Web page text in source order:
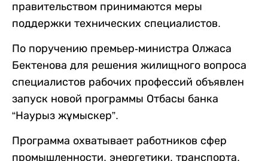
правительством принимаются меры
поддержки технических специалистов.
По поручению премьер-министра Олжаса
Бектенова для решения жилищного вопроса
специалистов рабочих профессий объявлен
запуск новой программы Отбасы банка
“Наурыз жұмыскер”.
Программа охватывает работников сфер
промышленности, энергетики, транспорта,